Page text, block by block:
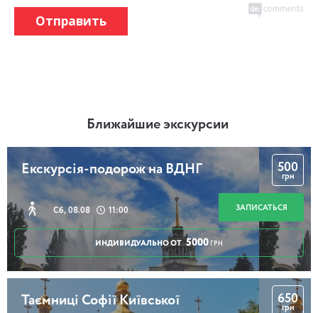
Отправить
Ближайшие экскурсии
Екскурсія-подорож на ВДНГ
Сб, 08.08 11:00
500
грн
ЗАПИСАТЬСЯ
ИНДИВИДУАЛЬНО ОТ 5000 ГРН
Таємниці Софії Київської 650
грн